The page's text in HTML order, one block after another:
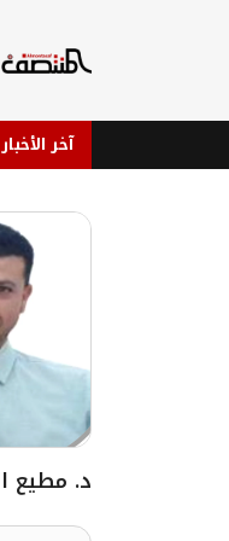
آخر الأخبار
حمود المخلافي : أنباء عن
د. مطيع